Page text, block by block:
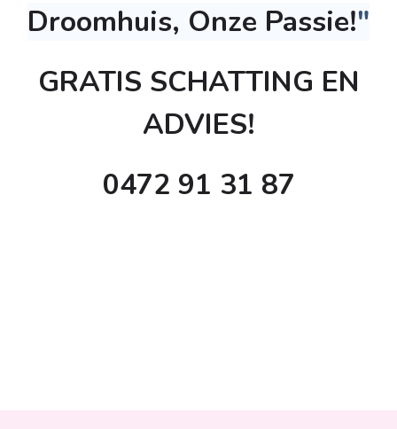
Droomhuis, Onze Passie!"
GRATIS SCHATTING EN
ADVIES!
0472 91 31 87